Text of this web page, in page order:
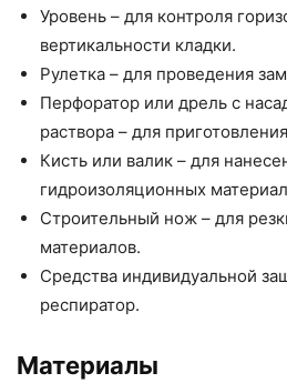
Уровень – для контроля
вертикальности кладки.
Рулетка – для проведения
Перфоратор или дрель с
раствора – для
Кисть или валик – для
гидроизоляционных
Строительный нож – для
материалов.
Средства индивидуальной
респиратор.
Материалы